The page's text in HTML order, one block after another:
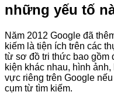
những yếu tố
Năm 2012 Google đã
kiếm là tiện ích trên các
từ sơ đồ tri thức bao gồm
kiện khác nhau, hình
vực riêng trên Google
cụm từ tìm kiếm.